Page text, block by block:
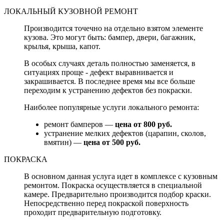
ЛОКАЛЬНЫЙ КУЗОВНОЙ РЕМОНТ
Производится точечно на отдельно взятом элементе
кузова. Это могут быть: бампер, двери, багажник,
крылья, крыша, капот.
В особых случаях деталь полностью заменяется, в
ситуациях проще - дефект выравнивается и
закрашивается. В последнее время мы все больше
переходим к устранению дефектов без покраски.
Наиболее популярные услуги локального ремонта:
ремонт бамперов — цена от 800 руб.
устранение мелких дефектов (царапин, сколов,
вмятин) — цена от 500 руб.
ПОКРАСКА
В основном данная услуга идет в комплексе с кузовным
ремонтом. Покраска осуществляется в специальной
камере. Предварительно производится подбор краски.
Непосредственно перед покраской поверхность
проходит предварительную подготовку.